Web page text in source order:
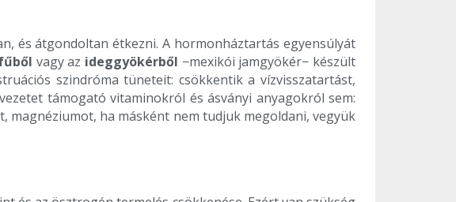
és átgondoltan étkezni. A hormonháztartás egyensúlyát
vagy az ideggyökérből −mexikói jamgyökér− készült
szindróma tüneteit: csökkentik a vízvisszatartást,
támogató vitaminokról és ásványi anyagokról sem:
magnéziumot, ha másként nem tudjuk megoldani, vegyük